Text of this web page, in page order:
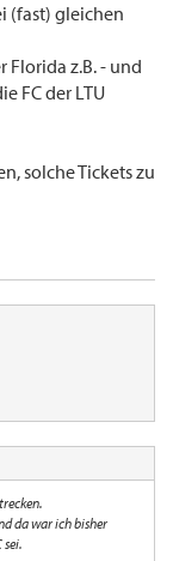
(fast) gleichen
Florida z.B. - und
FC der LTU
solche Tickets zu
da war ich bisher